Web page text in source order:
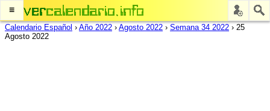
≡
Calendario Español › Año 2022 › Agosto 2022 › Semana 34 2022 › 25
Agosto 2022